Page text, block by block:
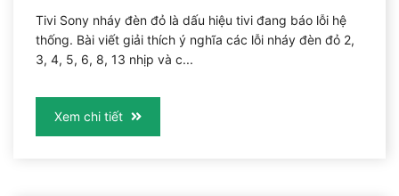
Tivi Sony nháy đèn đỏ là dấu hiệu tivi đang báo lỗi hệ
thống. Bài viết giải thích ý nghĩa các lỗi nháy đèn đỏ 2,
3, 4, 5, 6, 8, 13 nhịp và c...
Xem chi tiết